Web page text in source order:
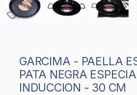
GARCIMA - PAELLA ESMALTADA
PATA NEGRA
INDUCCION - 30 CM